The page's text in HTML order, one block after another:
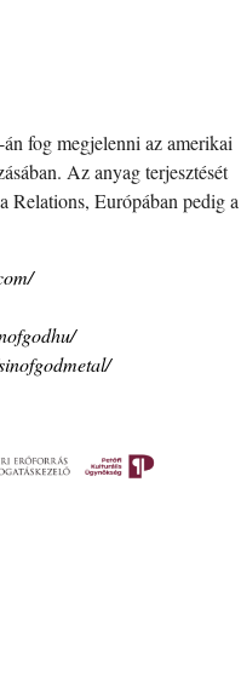
fog megjelenni az amerikai
Az anyag terjesztését
Relations, Európában pedig a